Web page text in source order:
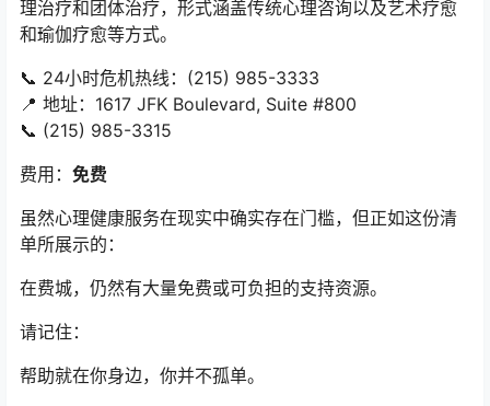
理治疗和团体治疗，形式涵盖传统心理咨询以及艺术疗愈
和瑜伽疗愈等方式。
📞 24小时危机热线：(215) 985-3333
📍 地址：1617 JFK Boulevard, Suite #800
📞 (215) 985-3315
费用： 免费
虽然心理健康服务在现实中确实存在门槛，但正如这份清
单所展示的：
在费城，仍然有大量免费或可负担的支持资源。
请记住：
帮助就在你身边，你并不孤单。